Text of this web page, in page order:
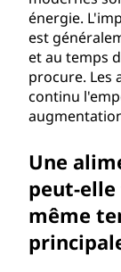
énergie.
est
et au temps
procure. Les
continu
Une
peut-elle
même